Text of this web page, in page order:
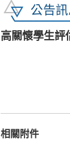
公告
高關懷學生評
相關附件